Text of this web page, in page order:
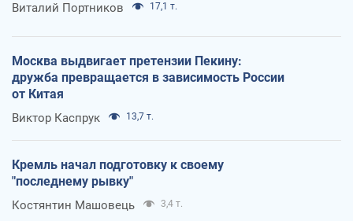
Виталий Портников 17,1 т.
Москва выдвигает претензии Пекину:
дружба превращается в зависимость России
от Китая
Виктор Каспрук 13,7 т.
Кремль начал подготовку к своему
"последнему рывку"
Костянтин Машовець 3,4 т.